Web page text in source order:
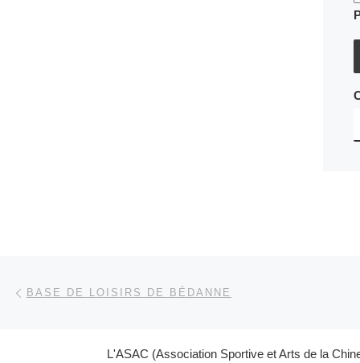
Parcourir les articles
BASE DE LOISIRS DE BÉDANNE
L'ASAC (Association Sportive et Arts de la